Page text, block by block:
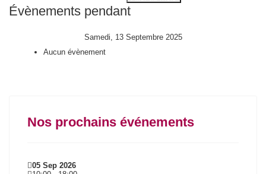
Évènements pendant
Samedi, 13 Septembre 2025
Aucun évènement
Nos prochains événements
05 Sep 2026